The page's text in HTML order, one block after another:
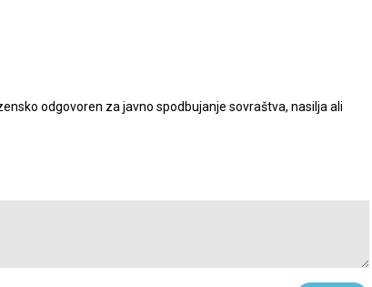
odgovoren za javno spodbujanje sovraštva, nasilja ali